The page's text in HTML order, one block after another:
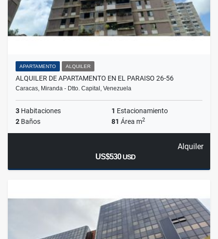
APARTAMENTO ALQUILER
ALQUILER DE APARTAMENTO EN EL PARAISO 26-56
Caracas, Miranda - Dtto. Capital, Venezuela
3 Habitaciones 1 Estacionamiento
2 Baños 81 Área m2
Alquiler
US$530USD